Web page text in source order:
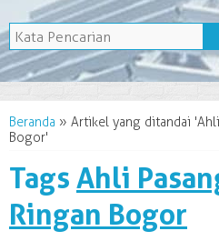
Beranda » Artikel yang ditandai
Bogor'
Tags Ahli
Ringan Bogor